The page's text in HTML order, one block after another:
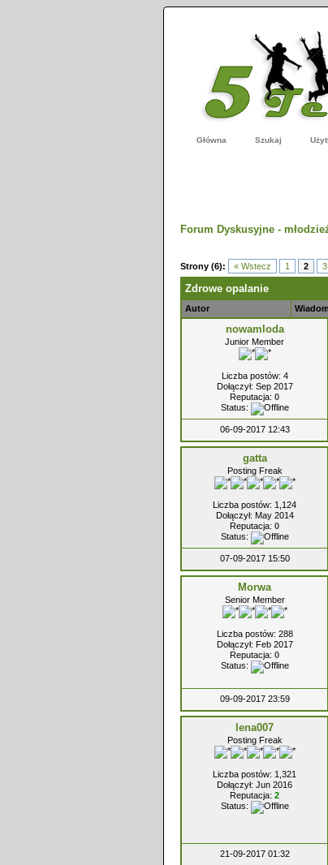
Główna Szukaj
Forum Dyskusyjne -
Strony (6): « Wstecz 1 2 3
Zdrowe opalanie
Autor
nowamloda
Junior Member
Liczba postów: 4
Dołączył: Sep 2017
Reputacja: 0
Status:
06-09-2017 12:43
gatta
Posting Freak
Liczba postów: 1,124
Dołączył: May 2014
Reputacja: 0
Status:
07-09-2017 15:50
Morwa
Senior Member
Liczba postów: 288
Dołączył: Feb 2017
Reputacja: 0
Status:
09-09-2017 23:59
lena007
Posting Freak
Liczba postów: 1,321
Dołączył: Jun 2016
Reputacja: 2
Status:
21-09-2017 01:32